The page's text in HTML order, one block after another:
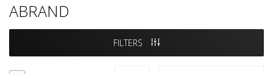
ABRAND
FILTERS